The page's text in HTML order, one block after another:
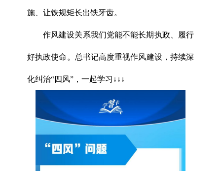
施、让铁规矩长出铁牙齿。
作风建设关系我们党能不能长期执政、履行
好执政使命。总书记高度重视作风建设，持续深
化纠治“四风”，一起学习↓↓↓